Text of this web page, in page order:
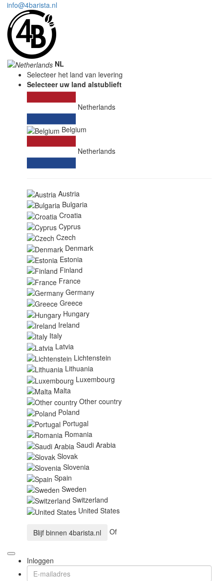
info@4barista.nl
NL
Selecteer het land van levering
Selecteer uw land alstublieft
Netherlands
Belgium
Netherlands
Austria
Bulgaria
Croatia
Cyprus
Czech
Denmark
Estonia
Finland
France
Germany
Greece
Hungary
Ireland
Italy
Latvia
Lichtenstein
Lithuania
Luxembourg
Malta
Other country
Poland
Portugal
Romania
Saudi Arabia
Slovak
Slovenia
Spain
Sweden
Switzerland
United States
Blijf binnen 4barista.nl Of
Inloggen